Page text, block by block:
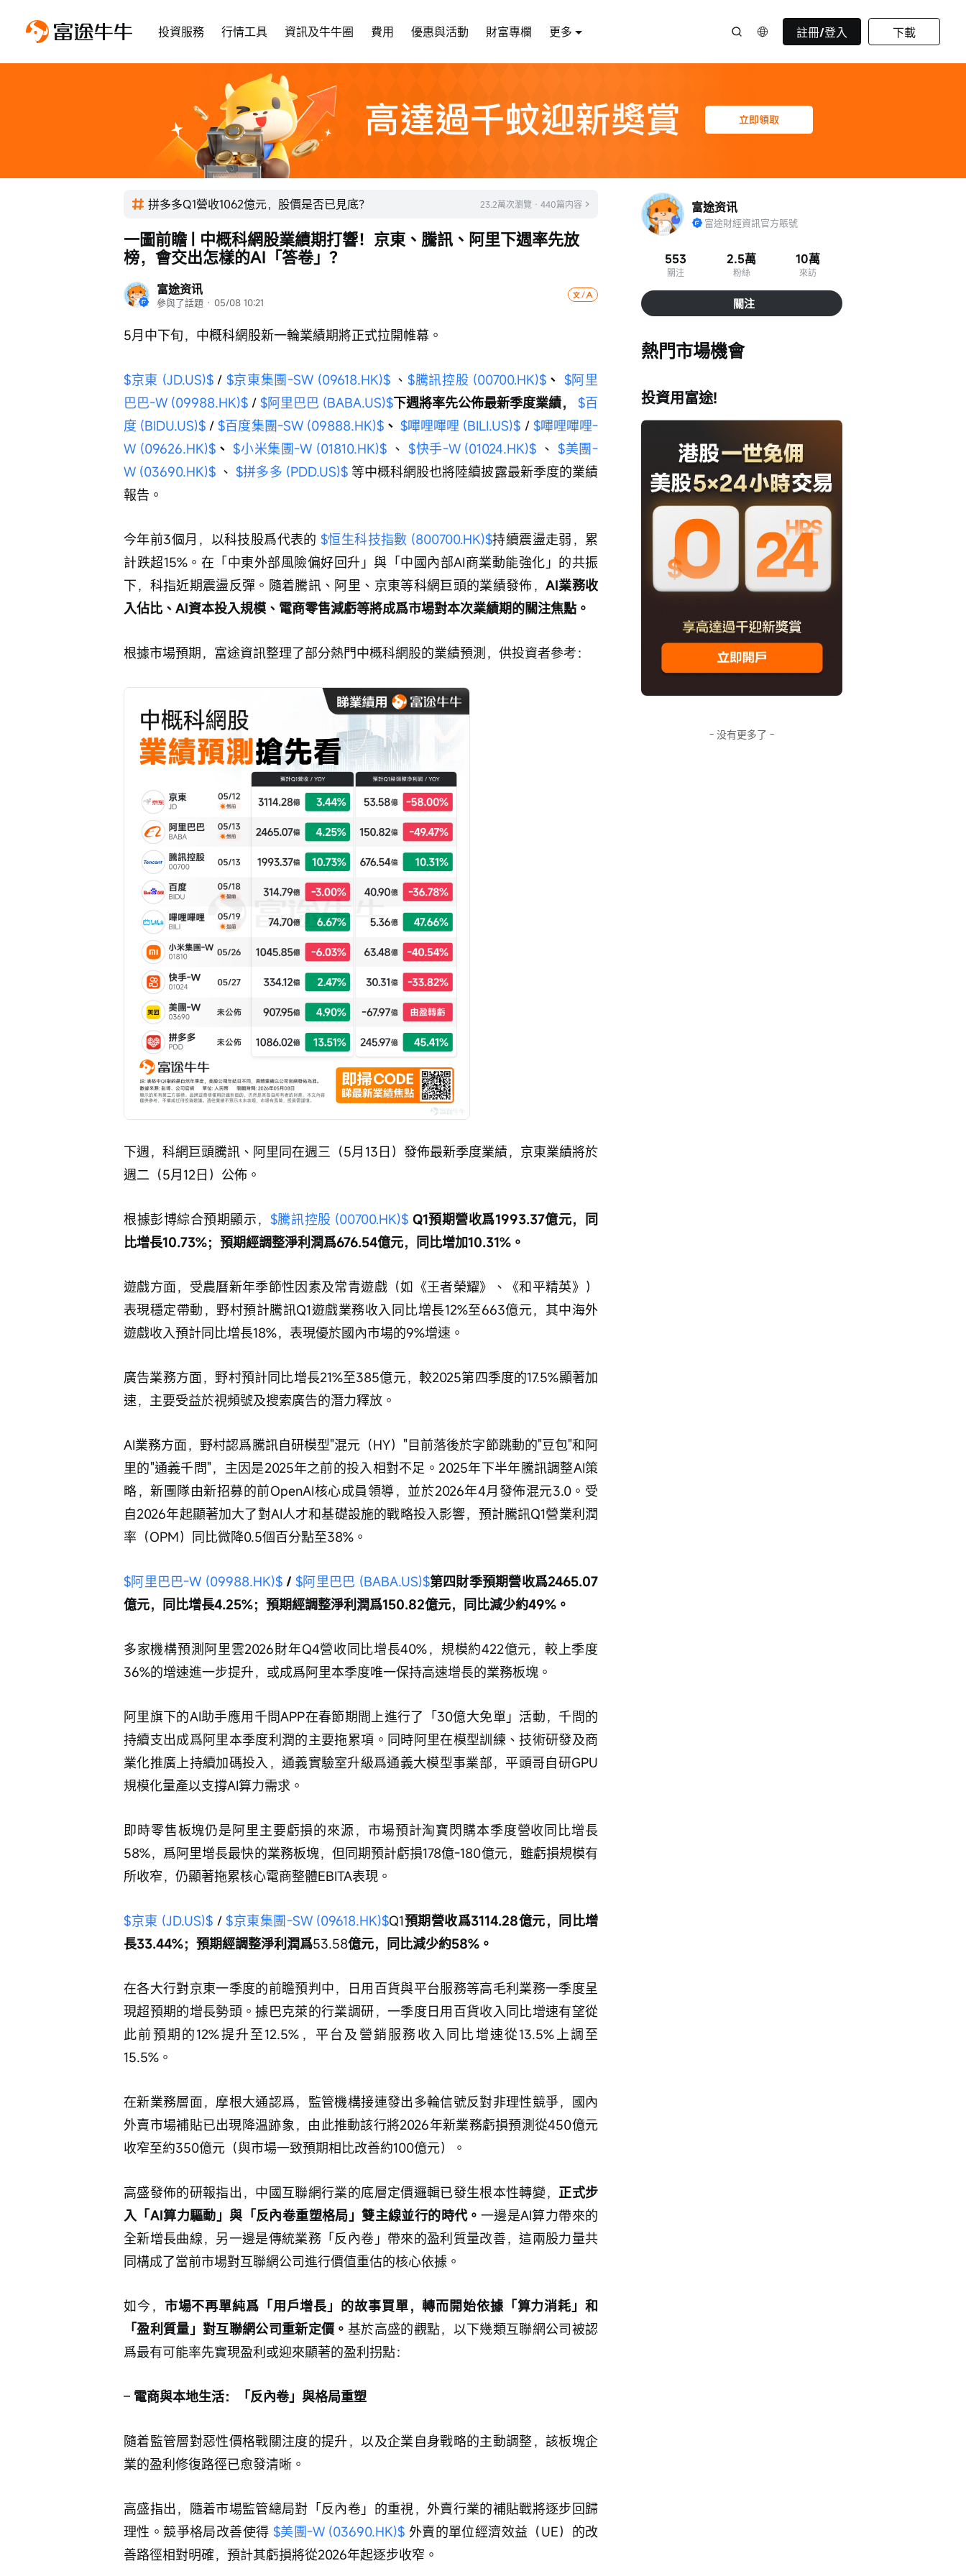
投資服務 行情工具 資訊及牛牛圈 費用 優惠與活動 財富專欄 更多 註冊/登入 下載
拼多多Q1營收1062億元，股價是否已見底？ 23.2萬次瀏覽 · 440篇内容
富途资讯
參與了話題 · 05/08 10:21
一圖前瞻 | 中概科網股業績期打響！京東、騰訊、阿里下週率先放
榜，會交出怎樣的AI「答卷」？
5月中下旬，中概科網股新一輪業績期將正式拉開帷幕。
$京東 (JD.US)$ / $京東集團-SW (09618.HK)$ 、 $騰訊控股 (00700.HK)$、 $阿里
巴巴-W (09988.HK)$ / $阿里巴巴 (BABA.US)$下週將率先公佈最新季度業績， $百
度 (BIDU.US)$ / $百度集團-SW (09888.HK)$、 $嗶哩嗶哩 (BILI.US)$ / $嗶哩嗶哩-
W (09626.HK)$、 $小米集團-W (01810.HK)$ 、 $快手-W (01024.HK)$ 、 $美團-
W (03690.HK)$ 、 $拼多多 (PDD.US)$ 等中概科網股也將陸續披露最新季度的業績
報告。
今年前3個月，以科技股爲代表的 $恒生科技指數 (800700.HK)$持續震盪走弱，累
計跌超15%。在「中東外部風險偏好回升」與「中國內部AI商業動能強化」的共振
下，科指近期震盪反彈。隨着騰訊、阿里、京東等科網巨頭的業績發佈， AI業務收
入佔比、AI資本投入規模、電商零售減虧等將成爲市場對本次業績期的關注焦點。
根據市場預期，富途資訊整理了部分熱門中概科網股的業績預測，供投資者參考：
下週，科網巨頭騰訊、阿里同在週三（5月13日）發佈最新季度業績，京東業績將於
週二（5月12日）公佈。
根據彭博綜合預期顯示， $騰訊控股 (00700.HK)$ Q1預期營收爲1993.37億元，同
比增長10.73%；預期經調整淨利潤爲676.54億元，同比增加10.31%。
遊戲方面，受農曆新年季節性因素及常青遊戲（如《王者榮耀》、《和平精英》）
表現穩定帶動，野村預計騰訊Q1遊戲業務收入同比增長12%至663億元，其中海外
遊戲收入預計同比增長18%，表現優於國內市場的9%增速。
廣告業務方面，野村預計同比增長21%至385億元，較2025第四季度的17.5%顯著加
速，主要受益於視頻號及搜索廣告的潛力釋放。
AI業務方面，野村認爲騰訊自研模型"混元（HY）"目前落後於字節跳動的"豆包"和阿
里的"通義千問"，主因是2025年之前的投入相對不足。2025年下半年騰訊調整AI策
略，新團隊由新招募的前OpenAI核心成員領導，並於2026年4月發佈混元3.0。受
自2026年起顯著加大了對AI人才和基礎設施的戰略投入影響，預計騰訊Q1營業利潤
率（OPM）同比微降0.5個百分點至38%。
$阿里巴巴-W (09988.HK)$ / $阿里巴巴 (BABA.US)$第四財季預期營收爲2465.07
億元，同比增長4.25%；預期經調整淨利潤爲150.82億元，同比減少約49%。
多家機構預測阿里雲2026財年Q4營收同比增長40%，規模約422億元，較上季度
36%的增速進一步提升，或成爲阿里本季度唯一保持高速增長的業務板塊。
阿里旗下的AI助手應用千問APP在春節期間上進行了「30億大免單」活動，千問的
持續支出成爲阿里本季度利潤的主要拖累項。同時阿里在模型訓練、技術研發及商
業化推廣上持續加碼投入，通義實驗室升級爲通義大模型事業部，平頭哥自研GPU
規模化量產以支撐AI算力需求。
即時零售板塊仍是阿里主要虧損的來源，市場預計淘寶閃購本季度營收同比增長
58%，爲阿里增長最快的業務板塊，但同期預計虧損178億-180億元，雖虧損規模有
所收窄，仍顯著拖累核心電商整體EBITA表現。
$京東 (JD.US)$ / $京東集團-SW (09618.HK)$Q1預期營收爲3114.28億元，同比增
長33.44%；預期經調整淨利潤爲53.58億元，同比減少約58%。
在各大行對京東一季度的前瞻預判中，日用百貨與平台服務等高毛利業務一季度呈
現超預期的增長勢頭。據巴克萊的行業調研，一季度日用百貨收入同比增速有望從
此前預期的12%提升至12.5%，平台及營銷服務收入同比增速從13.5%上調至
15.5%。
在新業務層面，摩根大通認爲，監管機構接連發出多輪信號反對非理性競爭，國內
外賣市場補貼已出現降溫跡象，由此推動該行將2026年新業務虧損預測從450億元
收窄至約350億元（與市場一致預期相比改善約100億元）。
高盛發佈的研報指出，中國互聯網行業的底層定價邏輯已發生根本性轉變， 正式步
入「AI算力驅動」與「反內卷重塑格局」雙主線並行的時代。 一邊是AI算力帶來的
全新增長曲線，另一邊是傳統業務「反內卷」帶來的盈利質量改善，這兩股力量共
同構成了當前市場對互聯網公司進行價值重估的核心依據。
如今， 市場不再單純爲「用戶增長」的故事買單，轉而開始依據「算力消耗」和
「盈利質量」對互聯網公司重新定價。 基於高盛的觀點，以下幾類互聯網公司被認
爲最有可能率先實現盈利或迎來顯著的盈利拐點：
– 電商與本地生活：「反內卷」與格局重塑
隨着監管層對惡性價格戰關注度的提升，以及企業自身戰略的主動調整，該板塊企
業的盈利修復路徑已愈發清晰。
高盛指出，隨着市場監管總局對「反內卷」的重視，外賣行業的補貼戰將逐步回歸
理性。競爭格局改善使得 $美團-W (03690.HK)$ 外賣的單位經濟效益（UE）的改
善路徑相對明確，預計其虧損將從2026年起逐步收窄。
富途资讯
富途財經資訊官方賬號
553
關注
2.5萬
粉絲
10萬
來訪
關注
熱門市場機會
投資用富途!
- 没有更多了 -